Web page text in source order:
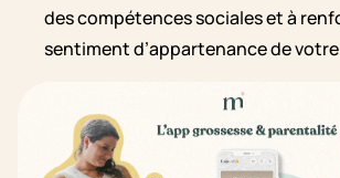
des compétences sociales et à
sentiment d’appartenance de